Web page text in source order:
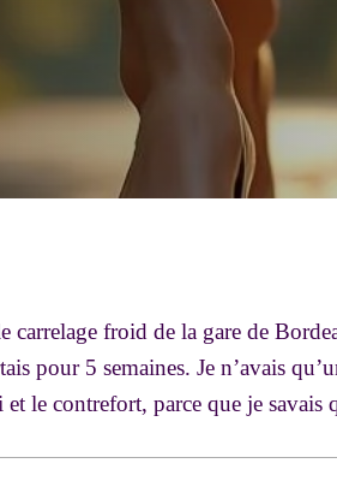
carrelage froid de la gare de
pour 5 semaines. Je n’avais
le contrefort, parce que je savais